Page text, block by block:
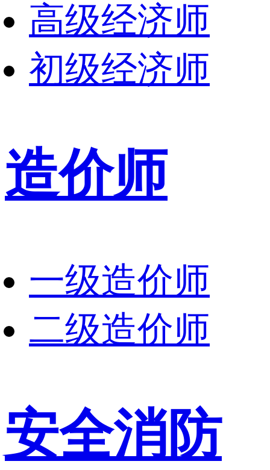
高级经济师
初级经济师
造价师
一级造价师
二级造价师
安全消防